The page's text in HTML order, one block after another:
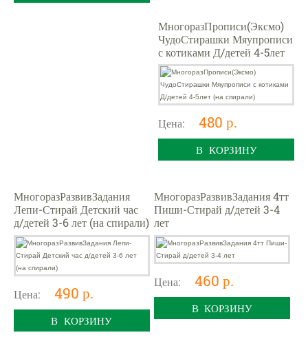
МногоразПрописи(Эксмо)
ЧудоСтирашки Мяупрописи
с котиками Д/детей 4-5лет
(на спирали)
Цена: 480 р.
В КОРЗИНУ
МногоразРазвивЗадания
Лепи-Стирай Детский час
д/детей 3-6 лет (на спирали)
Цена: 490 р.
В КОРЗИНУ
МногоразРазвивЗадания 4тт
Пиши-Стирай д/детей 3-4
лет
Цена: 460 р.
В КОРЗИНУ